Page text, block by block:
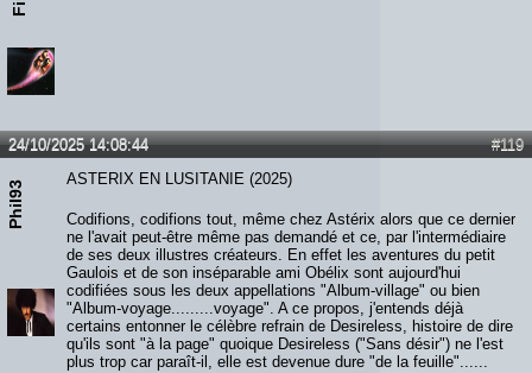
#119
24/10/2025 14:08:44
Phil93
ASTERIX EN LUSITANIE (2025)
Codifions, codifions tout, même chez Astérix alors que ce dernier
ne l'avait peut-être même pas demandé et ce, par l'intermédiaire
de ses deux illustres créateurs. En effet les aventures du petit
Gaulois et de son inséparable ami Obélix sont aujourd'hui
codifiées sous les deux appellations "Album-village" ou bien
"Album-voyage.........voyage". A ce propos, j'entends déjà
certains entonner le célèbre refrain de Desireless, histoire de dire
qu'ils sont "à la page" quoique Desireless ("Sans désir") ne l'est
plus trop car paraît-il, elle est devenue dure "de la feuille"......